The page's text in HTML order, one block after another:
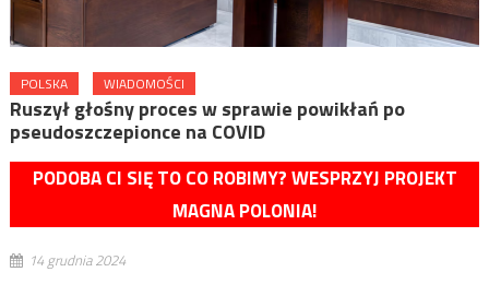
POLSKA WIADOMOŚCI
Ruszył głośny proces w sprawie powikłań po
pseudoszczepionce na COVID
PODOBA CI SIĘ TO CO ROBIMY? WESPRZYJ PROJEKT
MAGNA POLONIA!
14 grudnia 2024